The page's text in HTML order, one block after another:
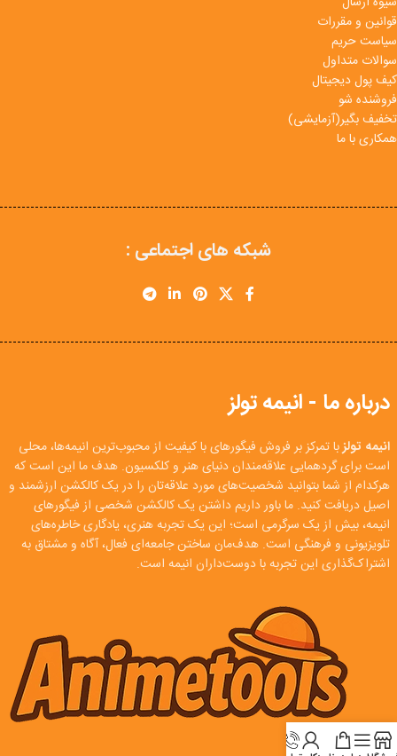
قوانین و مقررات
سیاست حریم
سوالات متداول
کیف پول دیجیتال
فروشنده شو
تخفیف بگیر(آزمایشی)
همکاری با ما
شبکه های اجتماعی :
درباره ما - انیمه تولز
انیمه تولزبا تمرکز بر فروش فیگورهای با کیفیت از محبوب‌ترین انیمه‌ها، محلی
است برای گردهمایی علاقه‌مندان دنیای هنر و کلکسیون. هدف ما این است که
هرکدام از شما بتوانید شخصیت‌های مورد علاقه‌تان را در یک کالکشن ارزشمند و
اصیل دریافت کنید. ما باور داریم داشتن یک کالکشن شخصی از فیگورهای
انیمه، بیش از یک سرگرمی است؛ این یک تجربه هنری، یادگاری خاطره‌های
تلویزیونی و فرهنگی است. هدف‌مان ساختن جامعه‌ای فعال، آگاه و مشتاق به
اشتراک‌گذاری این تجربه با دوست‌داران انیمه است.